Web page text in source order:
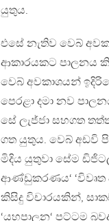
යුතුය.
එසේ නැතිව වෙබ්
ආකාරයකට පාලනය
වෙබ් අවකාශයන්
පෙරළා දමා නව
සේ ලැජ්ජා සහගත
ගත යුතුය. වෙබ් අඩවි
මිදිය යුතුවා සේම
ආණ්ඩුකරණය‘ ‘විවෘත
කිසිදු විචාරයකින්,
‘යහපාලන‘ පට්ටම